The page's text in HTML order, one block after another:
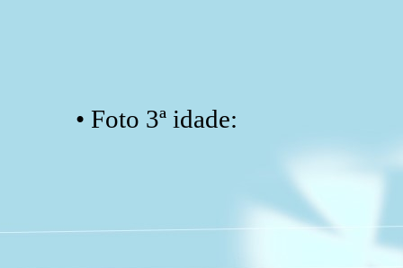
• Foto 3ª idade: